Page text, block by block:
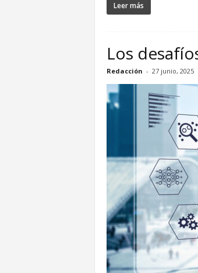
Leer más
Los
Redacción - 27 junio, 2025